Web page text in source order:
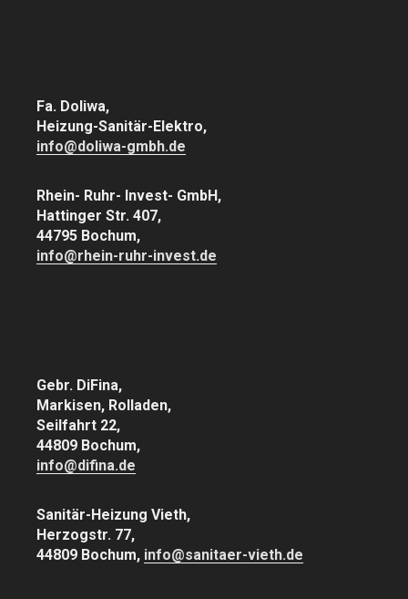
Fa. Doliwa,
Heizung-Sanitär-Elektro,
info@doliwa-gmbh.de
Rhein- Ruhr- Invest- GmbH,
Hattinger Str. 407,
44795 Bochum,
info@rhein-ruhr-invest.de
Gebr. DiFina,
Markisen, Rolladen,
Seilfahrt 22,
44809 Bochum,
info@difina.de
Sanitär-Heizung Vieth,
Herzogstr. 77,
44809 Bochum, info@sanitaer-vieth.de